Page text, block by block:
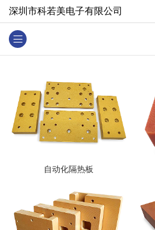
深圳市科若美电子有限公司
自动化隔热板